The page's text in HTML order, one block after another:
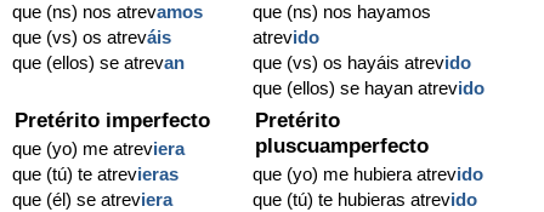
que (ns) nos atrevamos
que (vs) os atreváis
que (ellos) se atrevan
que (ns) nos hayamos
atrevido
que (vs) os hayáis atrevido
que (ellos) se hayan atrevido
Pretérito imperfecto
que (yo) me atreviera
que (tú) te atrevieras
que (él) se atreviera
Pretérito
pluscuamperfecto
que (yo) me hubiera atrevido
que (tú) te hubieras atrevido